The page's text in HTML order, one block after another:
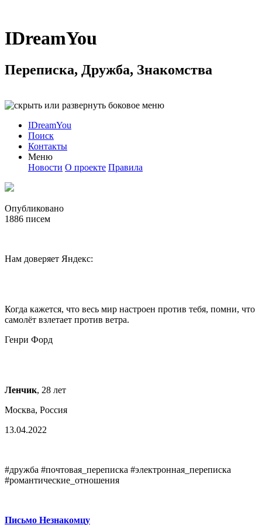
IDreamYou
Переписка, Дружба, Знакомства
IDreamYou
Поиск
Контакты
Меню
Новости О проекте Правила
Опубликовано
1886 писем
Нам доверяет Яндекс:
Когда кажется, что весь мир настроен против тебя, помни, что
самолёт взлетает против ветра.
Генри Форд
Ленчик, 28 лет
Москва, Россия
13.04.2022
#дружба #почтовая_переписка #электронная_переписка
#романтические_отношения
Письмо Незнакомцу